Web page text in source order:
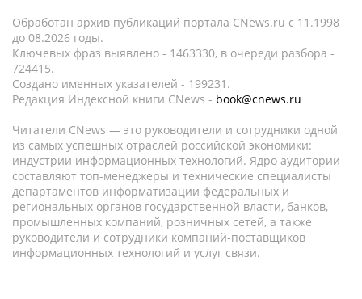
Обработан архив публикаций портала CNews.ru c 11.1998
до 08.2026 годы.
Ключевых фраз выявлено - 1463330, в очереди разбора -
724415.
Создано именных указателей - 199231.
Редакция Индексной книги CNews - book@cnews.ru
Читатели CNews — это руководители и сотрудники одной
из самых успешных отраслей российской экономики:
индустрии информационных технологий. Ядро аудитории
составляют топ-менеджеры и технические специалисты
департаментов информатизации федеральных и
региональных органов государственной власти, банков,
промышленных компаний, розничных сетей, а также
руководители и сотрудники компаний-поставщиков
информационных технологий и услуг связи.